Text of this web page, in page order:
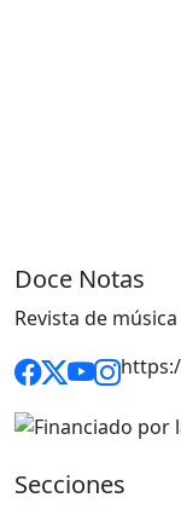
Doce Notas
Revista de
Secciones